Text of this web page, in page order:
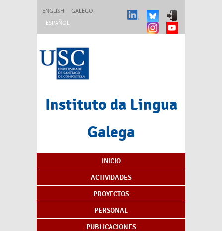
ENGLISH
GALEGO
ESPAÑOL
Instituto da Lingua
Galega
Índice de contenidos
INICIO
ACTIVIDADES
PROYECTOS
PERSONAL
PUBLICACIONES